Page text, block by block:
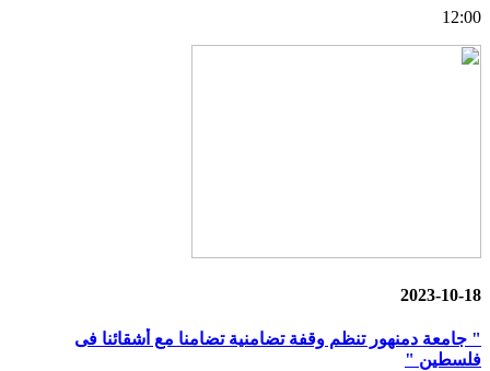
12:00
2023-10-18
" جامعة دمنهور تنظم وقفة تضامنية تضامنا مع أشقائنا فى
فلسطين "